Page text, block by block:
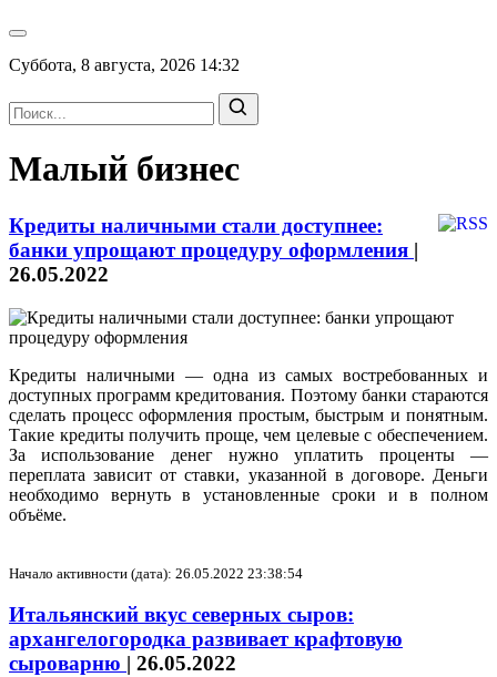
Суббота, 8 августа, 2026 14:32
Малый бизнес
Кредиты наличными стали доступнее:
банки упрощают процедуру оформления |
26.05.2022
Кредиты наличными — одна из самых востребованных и
доступных программ кредитования. Поэтому банки стараются
сделать процесс оформления простым, быстрым и понятным.
Такие кредиты получить проще, чем целевые с обеспечением.
За использование денег нужно уплатить проценты —
переплата зависит от ставки, указанной в договоре. Деньги
необходимо вернуть в установленные сроки и в полном
объёме.
Начало активности (дата): 26.05.2022 23:38:54
Итальянский вкус северных сыров:
архангелогородка развивает крафтовую
сыроварню | 26.05.2022